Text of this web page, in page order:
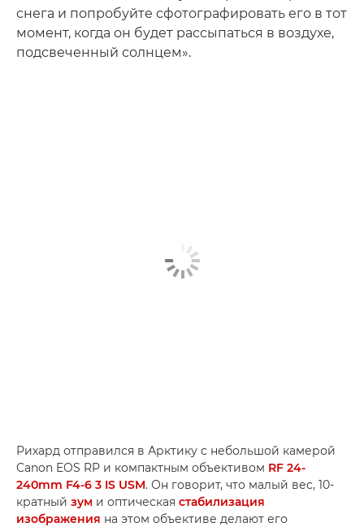
снега и попробуйте сфотографировать его в тот
момент, когда он будет рассыпаться в воздухе,
подсвеченный солнцем».
Рихард отправился в Арктику с небольшой камерой
Canon EOS RP и компактным объективом RF 24-
240mm F4-6 3 IS USM. Он говорит, что малый вес, 10-
кратный зум и оптическая стабилизация
изображения на этом объективе делают его